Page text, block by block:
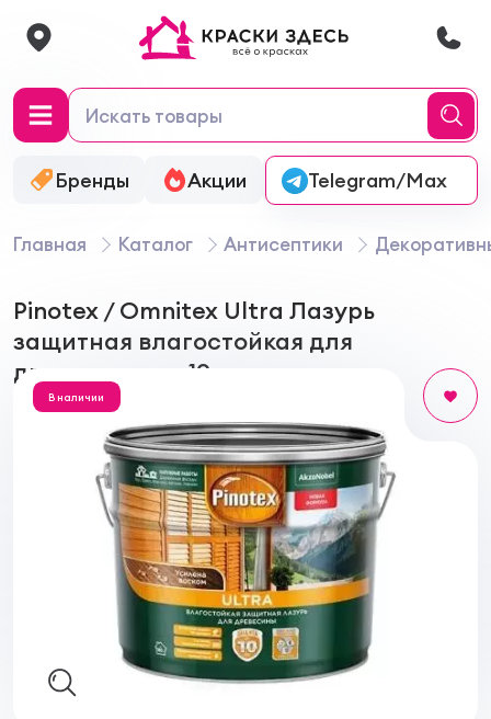
Бренды Акции Онлайн-колеровка
Telegram/Max
Главная Каталог Антисептики
Pinotex / Omnitex Ultra Лазурь
защитная влагостойкая для
древесины до 10 лет
В наличии